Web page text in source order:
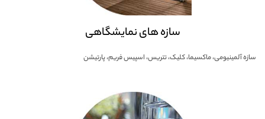
سازه های نمایشگاهی
سازه آلمینیومی، ماکسیما، کلیک، تتریس، اسپیس فریم، پارتیشن